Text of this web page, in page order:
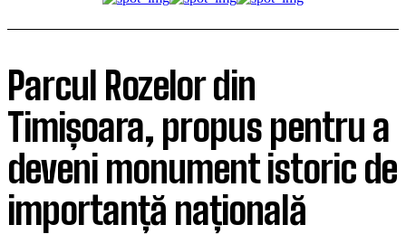
Parcul Rozelor din
Timișoara, propus pentru a
deveni monument istoric de
importanță națională